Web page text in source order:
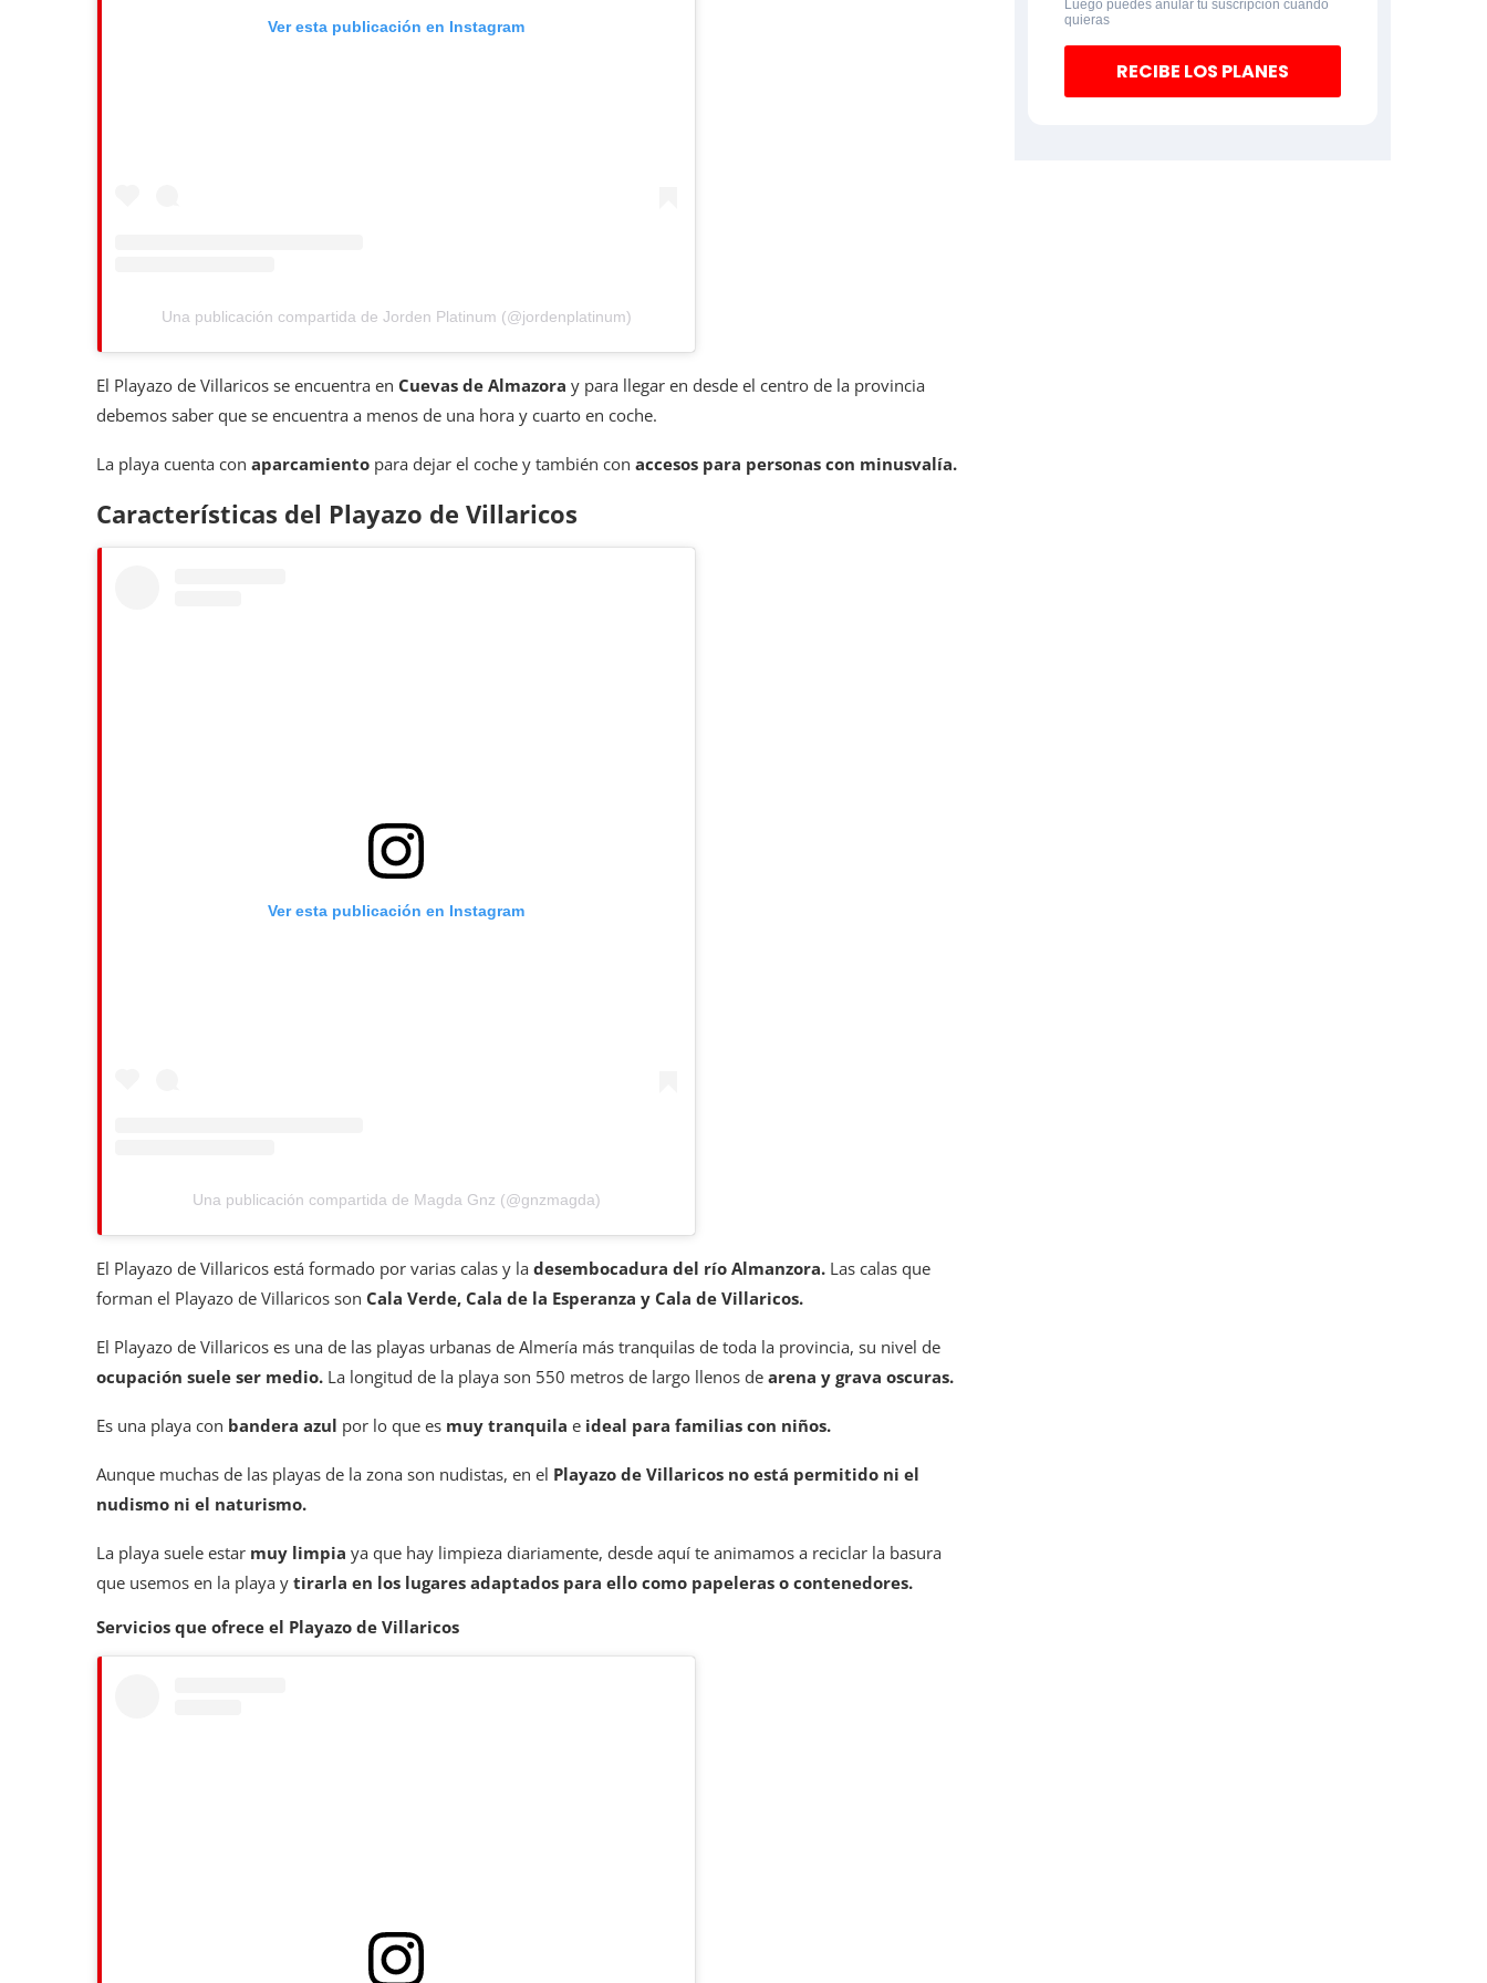
Ver esta publicación en Instagram
Una publicación compartida de Jorden Platinum (@jordenplatinum)
El Playazo de Villaricos se encuentra en Cuevas de Almazora y para llegar en desde el centro de la provincia
debemos saber que se encuentra a menos de una hora y cuarto en coche.
La playa cuenta con aparcamiento para dejar el coche y también con accesos para personas con minusvalía.
Características del Playazo de Villaricos
Ver esta publicación en Instagram
Una publicación compartida de Magda Gnz (@gnzmagda)
El Playazo de Villaricos está formado por varias calas y la desembocadura del río Almanzora. Las calas que
forman el Playazo de Villaricos son Cala Verde, Cala de la Esperanza y Cala de Villaricos.
El Playazo de Villaricos es una de las playas urbanas de Almería más tranquilas de toda la provincia, su nivel de
ocupación suele ser medio. La longitud de la playa son 550 metros de largo llenos de arena y grava oscuras.
Es una playa con bandera azul por lo que es muy tranquila e ideal para familias con niños.
Aunque muchas de las playas de la zona son nudistas, en el Playazo de Villaricos no está permitido ni el
nudismo ni el naturismo.
La playa suele estar muy limpia ya que hay limpieza diariamente, desde aquí te animamos a reciclar la basura
que usemos en la playa y tirarla en los lugares adaptados para ello como papeleras o contenedores.
Servicios que ofrece el Playazo de Villaricos
Luego puedes anular tu suscripción cuando
quieras
RECIBE LOS PLANES